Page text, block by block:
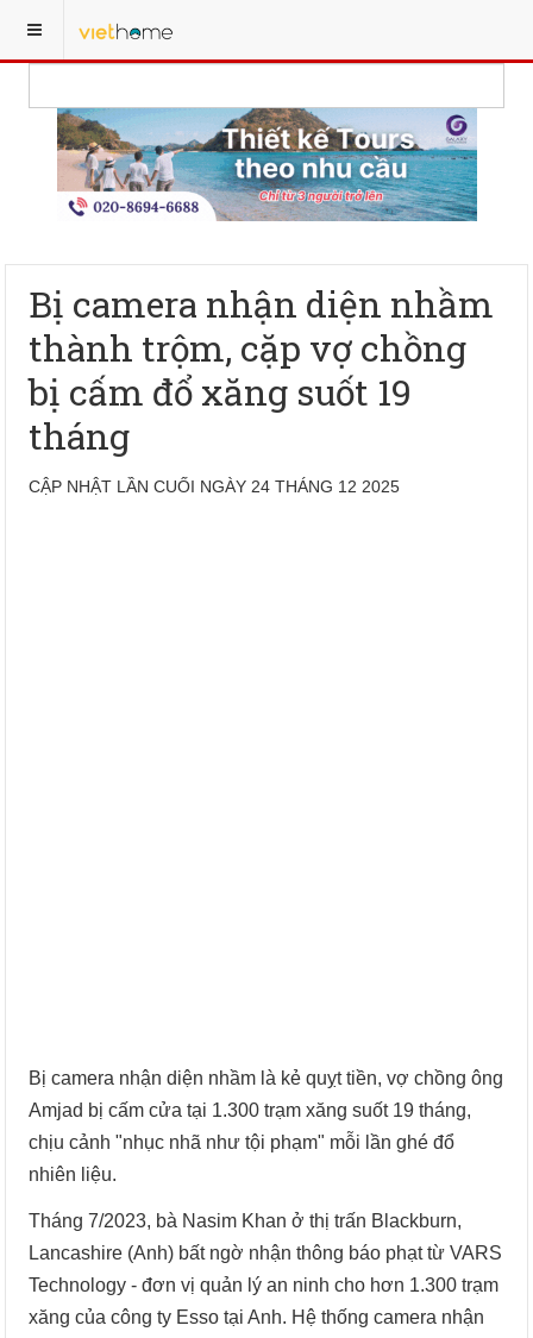
Bị camera nhận diện nhầm
thành trộm, cặp vợ chồng
bị cấm đổ xăng suốt 19
tháng
CẬP NHẬT LẦN CUỐI NGÀY 24 THÁNG 12 2025
Bị camera nhận diện nhầm là kẻ quỵt tiền, vợ chồng ông
Amjad bị cấm cửa tại 1.300 trạm xăng suốt 19 tháng,
chịu cảnh "nhục nhã như tội phạm" mỗi lần ghé đổ
nhiên liệu.
Tháng 7/2023, bà Nasim Khan ở thị trấn Blackburn,
Lancashire (Anh) bất ngờ nhận thông báo phạt từ VARS
Technology - đơn vị quản lý an ninh cho hơn 1.300 trạm
xăng của công ty Esso tại Anh. Hệ thống camera nhận